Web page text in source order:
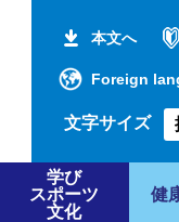
本文へ
Foreign
文字サイズ
学び
スポーツ
文化
健